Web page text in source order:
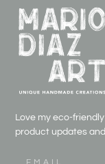
Love my eco-
product updates